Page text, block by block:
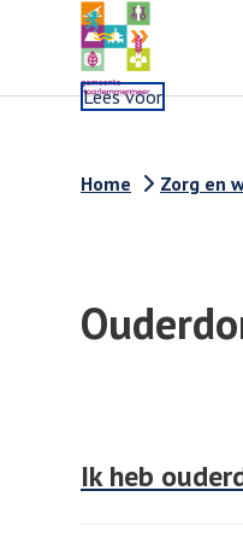
Lees voor
Home Zorg en
Ik heb